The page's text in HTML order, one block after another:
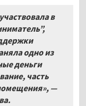
в
одно из
деньги
часть
—